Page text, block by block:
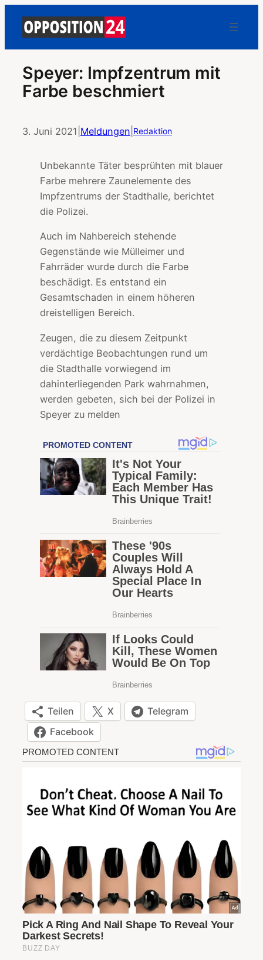
Speyer: Impfzentrum mit
Farbe beschmiert
3. Juni 2021 Meldungen Redaktion
Unbekannte Täter besprühten mit blauer
Farbe mehrere Zaunelemente des
Impfzentrums der Stadthalle, berichtet
die Polizei.
Auch im Nahbereich stehende
Gegenstände wie Mülleimer und
Fahrräder wurde durch die Farbe
beschädigt. Es entstand ein
Gesamtschaden in einem höheren
dreistelligen Bereich.
Zeugen, die zu diesem Zeitpunkt
verdächtige Beobachtungen rund um
die Stadthalle vorwiegend im
dahinterliegenden Park wahrnahmen,
werden gebeten, sich bei der Polizei in
Speyer zu melden
Teilen X
Telegram
Facebook